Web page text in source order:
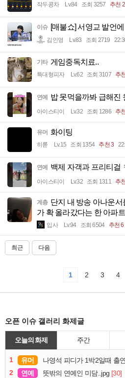
작두콩차 Lv.84 조회 3257 추천 2
이슈 [매불쇼] 서영교 발언
김인영 Lv.83 조회 2719
기타 게임중독치료..
특대형피자 Lv.62 조회 3107 추
연예 밥 못먹을까봐 급해진
아이스티이 Lv.32 조회 1286 추
유머 화이팅
히롣 Lv.15 조회 1354 추천 3
연예 백제 자객과 프리티걸
아이스티이 Lv.32 조회 1311 추
계층 단지 내 방송 아나운
가 확 올라갔다는 한 아파
입사 Lv.94 조회 6504 추천 6
최근 다음
1 2 3 4
오픈 이슈 갤러리 화제글
오늘의 화제 주간
1 유머 나영석 피디가 1박2일때 출
2
연예 뜻밖의 연예인 미담..jpg [30]